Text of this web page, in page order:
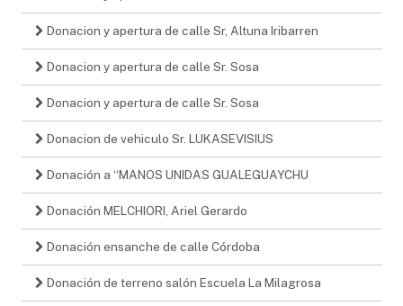
Donacion y apertura de calle Sr, Altuna Iribarren
Donacion y apertura de calle Sr. Sosa
Donacion y apertura de calle Sr. Sosa
Donacion de vehiculo Sr. LUKASEVISIUS
Donación a “MANOS UNIDAS GUALEGUAYCHU
Donación MELCHIORI, Ariel Gerardo
Donación ensanche de calle Córdoba
Donación de terreno salón Escuela La Milagrosa